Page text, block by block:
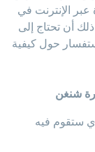
عبر الإنترنت في
ذلك أن تحتاج إلى
حول كيفية
شنغن
ستقوم فيه